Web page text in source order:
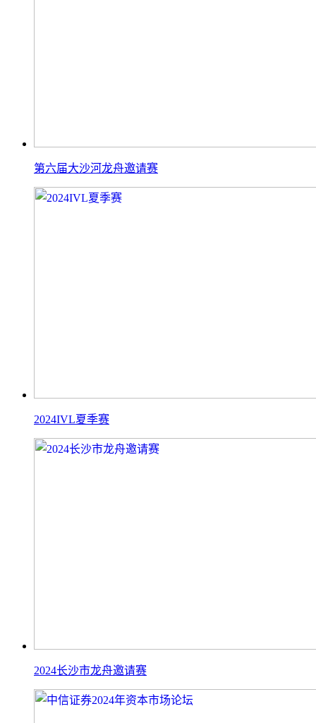
第六届大沙河龙舟邀请赛
2024IVL夏季赛
2024长沙市龙舟邀请赛